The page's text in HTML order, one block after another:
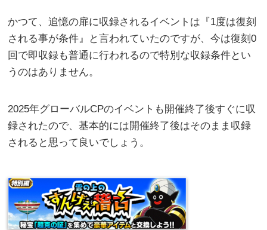
かつて、追憶の扉に収録されるイベントは『1度は復刻
される事が条件』と言われていたのですが、今は復刻0
回で即収録も普通に行われるので特別な収録条件とい
うのはありません。
2025年グローバルCPのイベントも開催終了後すぐに収
録されたので、基本的には開催終了後はそのまま収録
されると思って良いでしょう。